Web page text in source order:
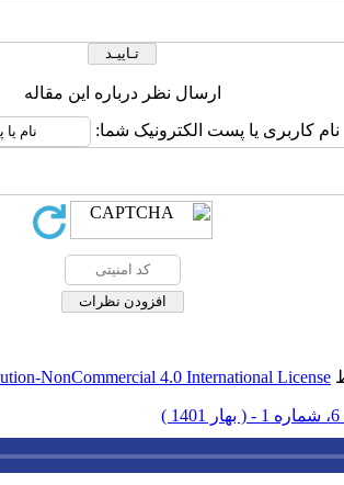
ارسال نظر درباره این مقاله
نام کاربری یا پست الکترونیک شما:
NonCommercial 4.0 International License